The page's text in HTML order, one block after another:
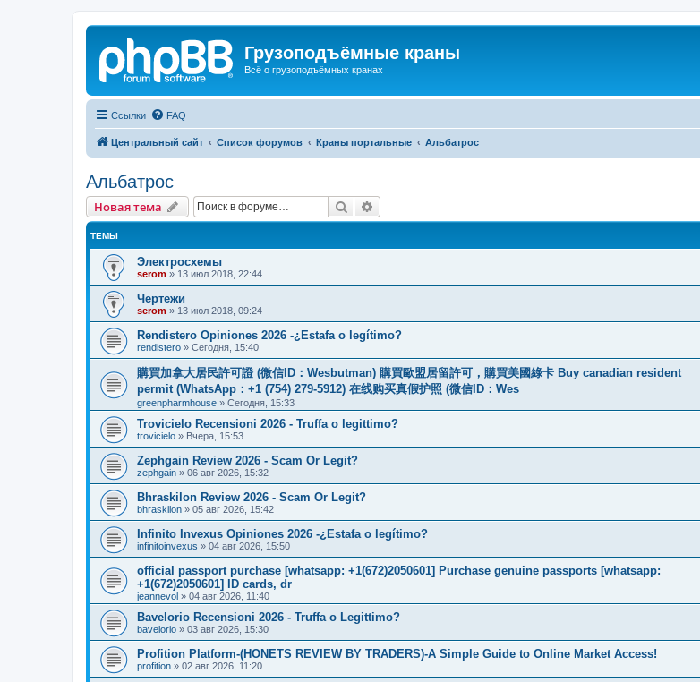
Грузоподъёмные краны
Всё о грузоподъёмных кранах
Ссылки FAQ
Центральный сайт Список форумов Краны портальные Альбатрос
Альбатрос
Новая тема Поиск
ТЕМЫ
Электросхемы
serom » 13 июл 2018, 22:44
Чертежи
serom » 13 июл 2018, 09:24
Rendistero Opiniones 2026 -¿Estafa o legítimo?
rendistero » Сегодня, 15:40
購買加拿大居民許可證 (微信ID：Wesbutman) 購買歐盟居留許可，購買美國綠卡 Buy canadian resident
permit (WhatsApp：+1 (754) 279-5912) 在线购买真假护照 (微信ID：Wes
greenpharmhouse » Сегодня, 15:33
Trovicielo Recensioni 2026 - Truffa o legittimo?
trovicielo » Вчера, 15:53
Zephgain Review 2026 - Scam Or Legit?
zephgain » 06 авг 2026, 15:32
Bhraskilon Review 2026 - Scam Or Legit?
bhraskilon » 05 авг 2026, 15:42
Infinito Invexus Opiniones 2026 -¿Estafa o legítimo?
infinitoinvexus » 04 авг 2026, 15:50
official passport purchase [whatsapp: +1(672)2050601] Purchase genuine passports [whatsapp:
+1(672)2050601] ID cards, dr
jeannevol » 04 авг 2026, 11:40
Bavelorio Recensioni 2026 - Truffa o Legittimo?
bavelorio » 03 авг 2026, 15:30
Profition Platform-(HONETS REVIEW BY TRADERS)-A Simple Guide to Online Market Access!
profition » 02 авг 2026, 11:20